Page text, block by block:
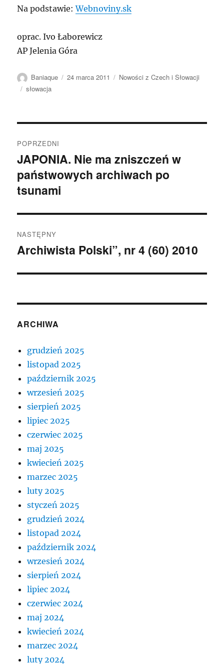
Na podstawie:Webnoviny.sk
oprac. Ivo Łaborewicz
AP Jelenia Góra
Autor
Baniaque
Data
24 marca 2011 Kategorie
Nowości z Czech i Słowacji
Tagi
słowacja
wpisu
POPRZEDNI
Poprzedni
wpis:
JAPONIA. Nie ma zniszczeń w
państwowych archiwach po
tsunami
NASTĘPNY
Następny
Archiwista Polski”, nr 4 (60) 2010
ARCHIWA
grudzień 2025
listopad 2025
październik 2025
wrzesień 2025
sierpień 2025
lipiec 2025
czerwiec 2025
maj 2025
kwiecień 2025
marzec 2025
luty 2025
styczeń 2025
grudzień 2024
listopad 2024
październik 2024
wrzesień 2024
sierpień 2024
lipiec 2024
czerwiec 2024
maj 2024
kwiecień 2024
marzec 2024
luty 2024